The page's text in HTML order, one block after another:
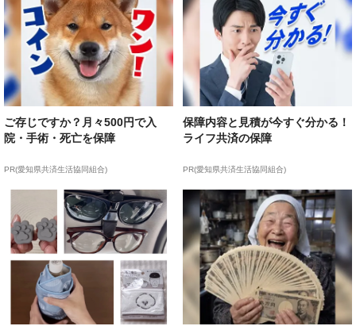
ご存じですか？月々500円で入
院・手術・死亡を保障
PR(愛知県共済生活協同組合)
保障内容と見積が今すぐ分かる！
ライフ共済の保障
PR(愛知県共済生活協同組合)